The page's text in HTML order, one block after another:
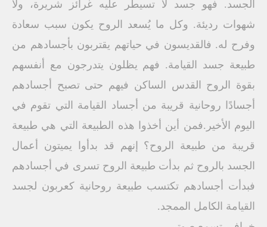
الجسد. فهو جسد لا تسيطر عليه غرائز شريرة، ولا
شهوات رديئة. وكل ما يُسعد الروح يكون سبب سعادة
وفرح له. فالقديسون في حياتهم يقتربون بأجسادهم من
طبيعة جسد القيامة. فهم يظلون يتدرجون مع أنفسهم
بقوة الروح القدس الساكن فيهم حتى تصبح أجسادهم
أجسادًا روحانية قريبة من أجساد القيامة التي تقوم في
اليوم الأخير.فمن أين أخذوا هذه الطبيعة التي هي طبيعة
قريبة من طبيعة الروح؟ إنهم قد بدأوا يميتون أعمال
الجسد بالروح ثم بدأت طبيعة الروح تسرى في أجسادهم
فبدأت أجسادهم تكتسب طبيعة روحانية كعربون لجسد
القيامة الكامل الممجد.